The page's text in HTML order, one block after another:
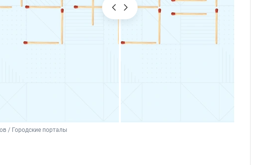
/ Городские порталы